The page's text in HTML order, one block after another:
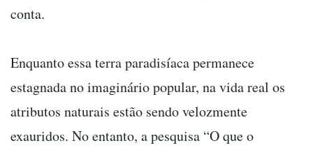
conta.
Enquanto essa terra paradisíaca permanece
estagnada no imaginário popular, na vida real os
atributos naturais estão sendo velozmente
exauridos. No entanto, a pesquisa “O que o